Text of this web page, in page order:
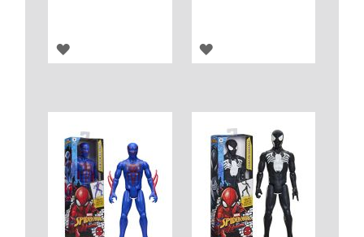
AGREGAR
FAVORITOS
AGREGAR
FAVORITOS